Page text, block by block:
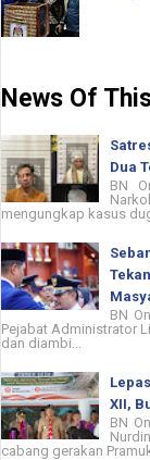
News Of
Dua
BN
mengungkap kasus
BN
Pejabat Administrator
dan diambi...
XII,
BN
cabang gerakan